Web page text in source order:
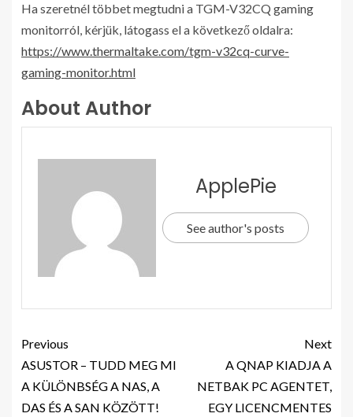
Ha szeretnél többet megtudni a TGM-V32CQ gaming
monitorról, kérjük, látogass el a következő oldalra:
https://www.thermaltake.com/tgm-v32cq-curve-
gaming-monitor.html
About Author
ApplePie
See author's posts
Previous
ASUSTOR – TUDD MEG MI
A KÜLÖNBSÉG A NAS, A
DAS ÉS A SAN KÖZÖTT!
Next
A QNAP KIADJA A
NETBAK PC AGENTET,
EGY LICENCMENTES